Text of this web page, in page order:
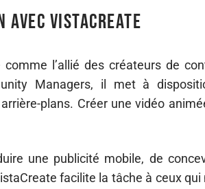
avec VistaCreate
comme l’allié des créateurs de
Managers, il met à
plans. Créer une vidéo
une publicité mobile, de
facilite la tâche à ceux